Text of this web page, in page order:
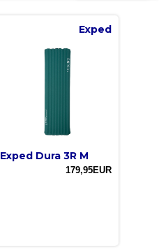
Exped
Exped Dura 3R M
179,95EUR